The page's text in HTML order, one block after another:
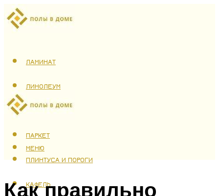
ЛАМИНАТ
ЛИНОЛЕУМ
ТЕПЛЫЙ ПОЛ
ПАРКЕТ
ПЛИНТУСА И ПОРОГИ
КАФЕЛЬ
МЕНЮ
Как правильно